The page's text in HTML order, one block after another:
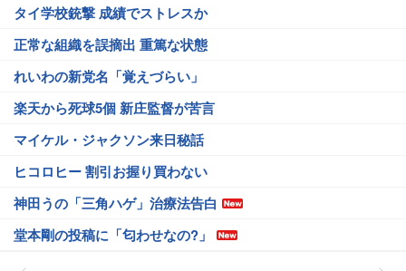
タイ学校銃撃 成績でストレスか
正常な組織を誤摘出 重篤な状態
れいわの新党名「覚えづらい」
楽天から死球5個 新庄監督が苦言
マイケル・ジャクソン来日秘話
ヒコロヒー 割引お握り買わない
神田うの「三角ハゲ」治療法告白
堂本剛の投稿に「匂わせなの?」